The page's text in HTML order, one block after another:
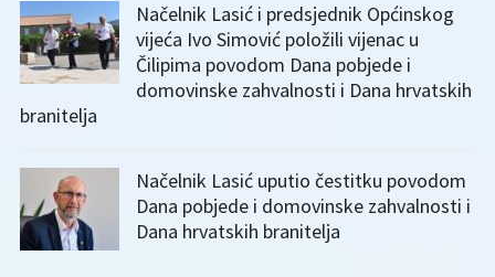
Načelnik Lasić i predsjednik Općinskog
vijeća Ivo Simović položili vijenac u
Čilipima povodom Dana pobjede i
domovinske zahvalnosti i Dana hrvatskih
branitelja
Načelnik Lasić uputio čestitku povodom
Dana pobjede i domovinske zahvalnosti i
Dana hrvatskih branitelja